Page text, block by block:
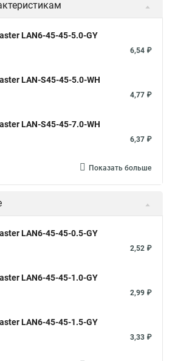
LAN6-45-45-5.0-GY
6,54 ₽
LAN-S45-45-5.0-WH
4,77 ₽
LAN-S45-45-7.0-WH
6,37 ₽
Показать больше
LAN6-45-45-0.5-GY
2,52 ₽
LAN6-45-45-1.0-GY
2,99 ₽
LAN6-45-45-1.5-GY
3,33 ₽